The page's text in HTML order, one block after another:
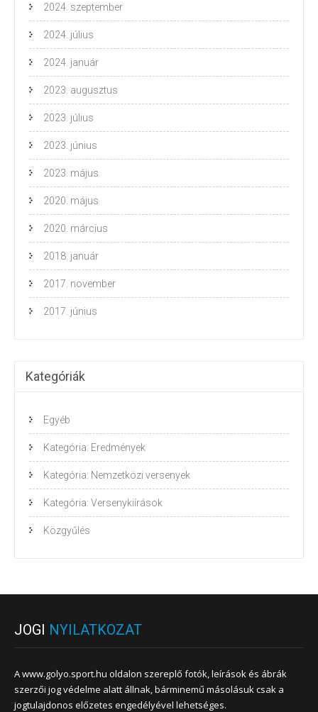
2024. szeptember
2024. július
2024. január
2023. augusztus
2023. július
2023. június
2023. május
2020. május
2020. március
2018. január
2017. november
2017. június
Kategóriák
Egyéb
Kategória: Eredmények
Kategória: Nemzetközi versenyek
Kategória: Versenykiírások
Közgyűlés
JOGI NYILATKOZAT
A www.golyo.sport.hu oldalon szereplő fotók, leírások és ábrák
szerzői jog védelme alatt állnak, bárminemű másolásuk csak a
jogtulajdonos előzetes engedélyével lehetséges.